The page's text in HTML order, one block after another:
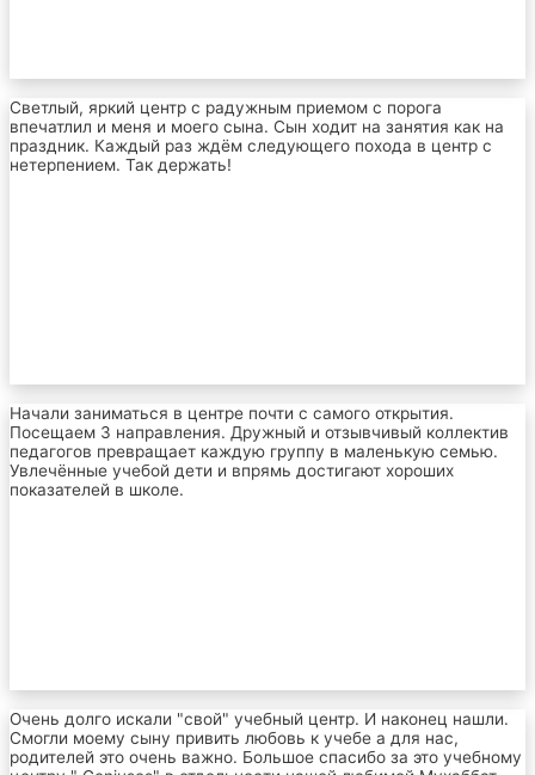
Светлый, яркий центр с радужным приемом с порога
впечатлил и меня и моего сына. Сын ходит на занятия как на
праздник. Каждый раз ждём следующего похода в центр с
нетерпением. Так держать!
Начали заниматься в центре почти с самого открытия.
Посещаем 3 направления. Дружный и отзывчивый коллектив
педагогов превращает каждую группу в маленькую семью.
Увлечённые учебой дети и впрямь достигают хороших
показателей в школе.
Очень долго искали "свой" учебный центр. И наконец нашли.
Смогли моему сыну привить любовь к учебе а для нас,
родителей это очень важно. Большое спасибо за это учебному